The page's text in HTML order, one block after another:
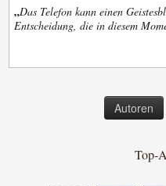
„Das Telefon kann einen
Entscheidung, die in diesem
Autoren
Top-